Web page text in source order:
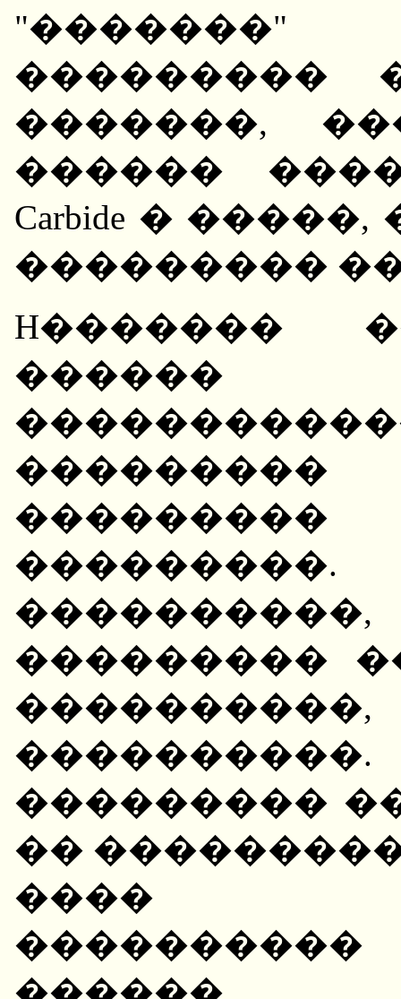
���������
�������,
������
Carbide �
���������
H�������
������
���������.
���������
���������
��
����